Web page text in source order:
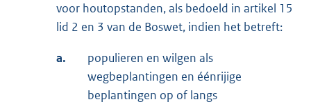
voor houtopstanden, als bedoeld in artikel 15
lid 2 en 3 van de Boswet, indien het betreft:
a.
populieren en wilgen als
wegbeplantingen en éénrijige
beplantingen op of langs